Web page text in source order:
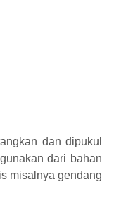
dan dipukul
dari bahan
misalnya gendang